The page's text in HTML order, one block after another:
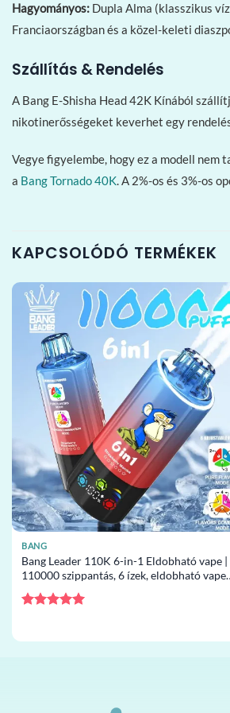
Hagyományos: Dupla Alma (klasszikus
Franciaországban és a közel-keleti
Szállítás & Rendelés
A Bang E-Shisha Head 42K Kínából
nikotinerősségeket keverhet egy
Vegye figyelembe, hogy ez a modell
a Bang Tornado 40K. A 2%-os és 3%-os
KAPCSOLÓDÓ TERMÉKEK
BANG
Bang Leader 110K 6-in-1 Eldobható vape |
110000 szippantás, 6 ízek, eldobható vape
nagykereskedelem